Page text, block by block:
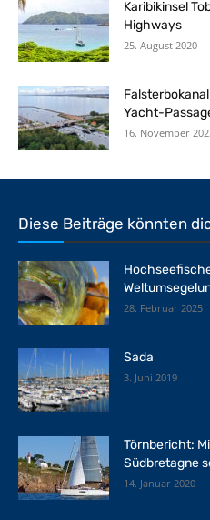
Karibikinsel
Highways
25. August 2020
Yacht-
16. November
Diese Beiträge könnten
28. Februar 2025
Sada
3. Juni 2019
Törnbericht:
Südbretagne
14. Januar 2020